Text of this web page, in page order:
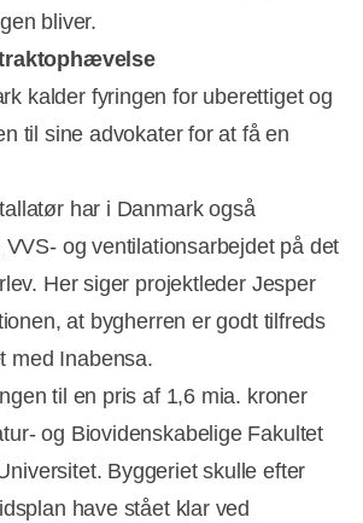
bliver.
kalder fyringen for uberettiget og
til sine advokater for at få en
har i Danmark også
VVS- og ventilationsarbejdet på det
Her siger projektleder Jesper
at bygherren er godt tilfreds
med Inabensa.
til en pris af 1,6 mia. kroner
og Biovidenskabelige Fakultet
Byggeriet skulle efter
have stået klar ved